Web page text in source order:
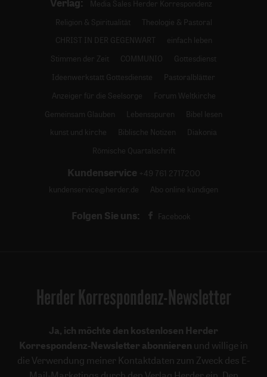
Media Sales Herder Korrespondenz
Religion & Spiritualität
Theologie & Pastoral
CHRIST IN DER GEGENWART
einfach leben
Stimmen der Zeit
COMMUNIO
Gottesdienst
Ideenwerkstatt Gottesdienste
Pastoralblätter
Anzeiger für die Seelsorge
Forum Weltkirche
Gemeinsam Glauben
Lebensspuren
Bibel lesen
kunst und kirche
Biblische Notizen
Diakonia
Römische Quartalschrift
Kundenservice +49 761 2717200
kundenservice@herder.de
Abo online kündigen
Folgen Sie uns: Facebook
Herder Korrespondenz-Newsletter
Ja, ich möchte den kostenlosen Herder
Korrespondenz-Newsletter abonnieren und willige in
die Verwendung meiner Kontaktdaten zum Zweck des E-